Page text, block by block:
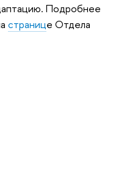
Подробнее
странице Отдела